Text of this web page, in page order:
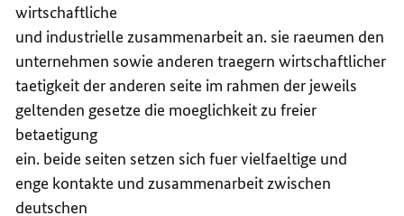
wirtschaftliche
und industrielle zusammenarbeit an. sie raeumen den
unternehmen sowie anderen traegern wirtschaftlicher
taetigkeit der anderen seite im rahmen der jeweils
geltenden gesetze die moeglichkeit zu freier
betaetigung
ein. beide seiten setzen sich fuer vielfaeltige und
enge kontakte und zusammenarbeit zwischen
deutschen